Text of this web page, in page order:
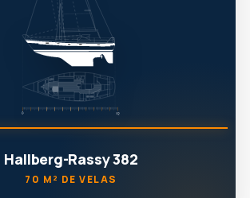
Hallberg-Rassy 382
70 M² DE VELAS